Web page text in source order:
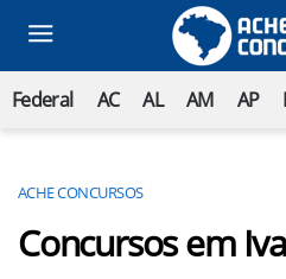
Federal AC AL AM AP
ACHE CONCURSOS
Concursos em